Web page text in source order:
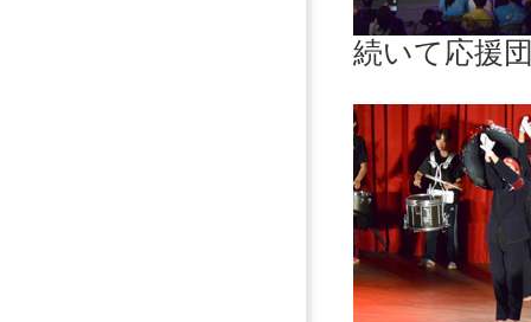
続いて応援